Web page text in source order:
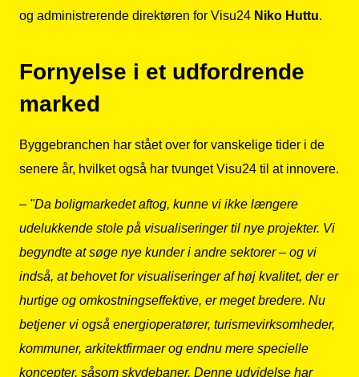
og administrerende direktøren for Visu24 Niko Huttu.
Fornyelse i et udfordrende
marked
Byggebranchen har stået over for vanskelige tider i de
senere år, hvilket også har tvunget Visu24 til at innovere.
– "Da boligmarkedet aftog, kunne vi ikke længere
udelukkende stole på visualiseringer til nye projekter. Vi
begyndte at søge nye kunder i andre sektorer – og vi
indså, at behovet for visualiseringer af høj kvalitet, der er
hurtige og omkostningseffektive, er meget bredere. Nu
betjener vi også energioperatører, turismevirksomheder,
kommuner, arkitektfirmaer og endnu mere specielle
koncepter, såsom skydebaner. Denne udvidelse har